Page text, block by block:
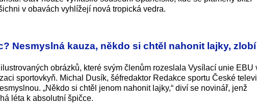
v obavách vyhlížejí nová tropická vedra.
Nesmyslná kauza, někdo si chtěl nahonit lajky,
obrázků, které svým členům rozeslala Vysílací unie EBU
sportovkyň. Michal Dusík, šéfredaktor Redakce sportu České
„Někdo si chtěl jenom nahonit lajky,“ diví se novinář, jenž
léta k absolutní špičce.